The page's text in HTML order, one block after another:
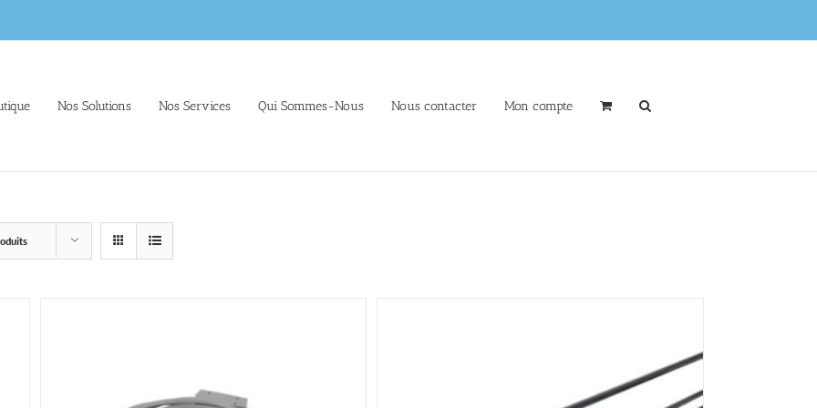
Nos Solutions Nos Services Qui Sommes-Nous Nous contacter Mon compte